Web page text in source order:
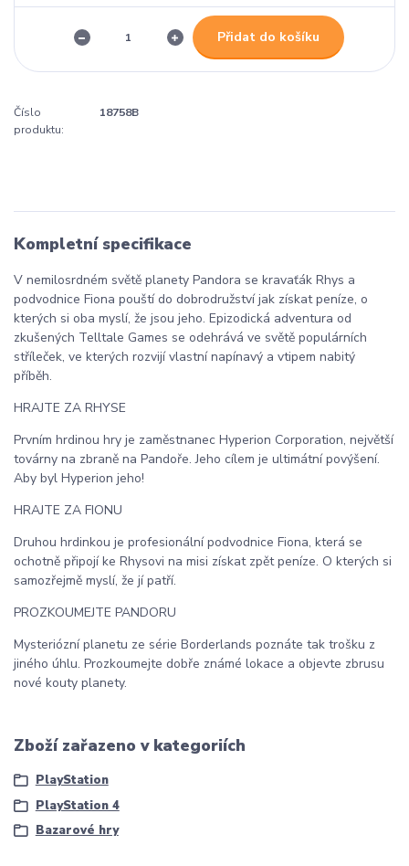
Přidat do košíku
Číslo
produktu:
18758B
Kompletní specifikace
V nemilosrdném světě planety Pandora se kravaťák Rhys a
podvodnice Fiona pouští do dobrodružství jak získat peníze, o
kterých si oba myslí, že jsou jeho. Epizodická adventura od
zkušených Telltale Games se odehrává ve světě populárních
stříleček, ve kterých rozvijí vlastní napínavý a vtipem nabitý
příběh.
HRAJTE ZA RHYSE
Prvním hrdinou hry je zaměstnanec Hyperion Corporation, největší
továrny na zbraně na Pandoře. Jeho cílem je ultimátní povýšení.
Aby byl Hyperion jeho!
HRAJTE ZA FIONU
Druhou hrdinkou je profesionální podvodnice Fiona, která se
ochotně připojí ke Rhysovi na misi získat zpět peníze. O kterých si
samozřejmě myslí, že jí patří.
PROZKOUMEJTE PANDORU
Mysteriózní planetu ze série Borderlands poznáte tak trošku z
jiného úhlu. Prozkoumejte dobře známé lokace a objevte zbrusu
nové kouty planety.
Zboží zařazeno v kategoriích
PlayStation
PlayStation 4
Bazarové hry